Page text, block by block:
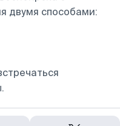
двумя способами: